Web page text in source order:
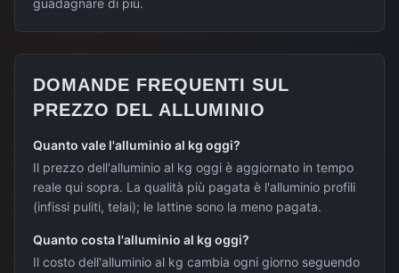
guadagnare di più.
DOMANDE FREQUENTI SUL
PREZZO DEL ALLUMINIO
Quanto vale l'alluminio al kg oggi?
Il prezzo dell'alluminio al kg oggi è aggiornato in tempo
reale qui sopra. La qualità più pagata è l'alluminio profili
(infissi puliti, telai); le lattine sono la meno pagata.
Quanto costa l'alluminio al kg oggi?
Il costo dell'alluminio al kg cambia ogni giorno seguendo